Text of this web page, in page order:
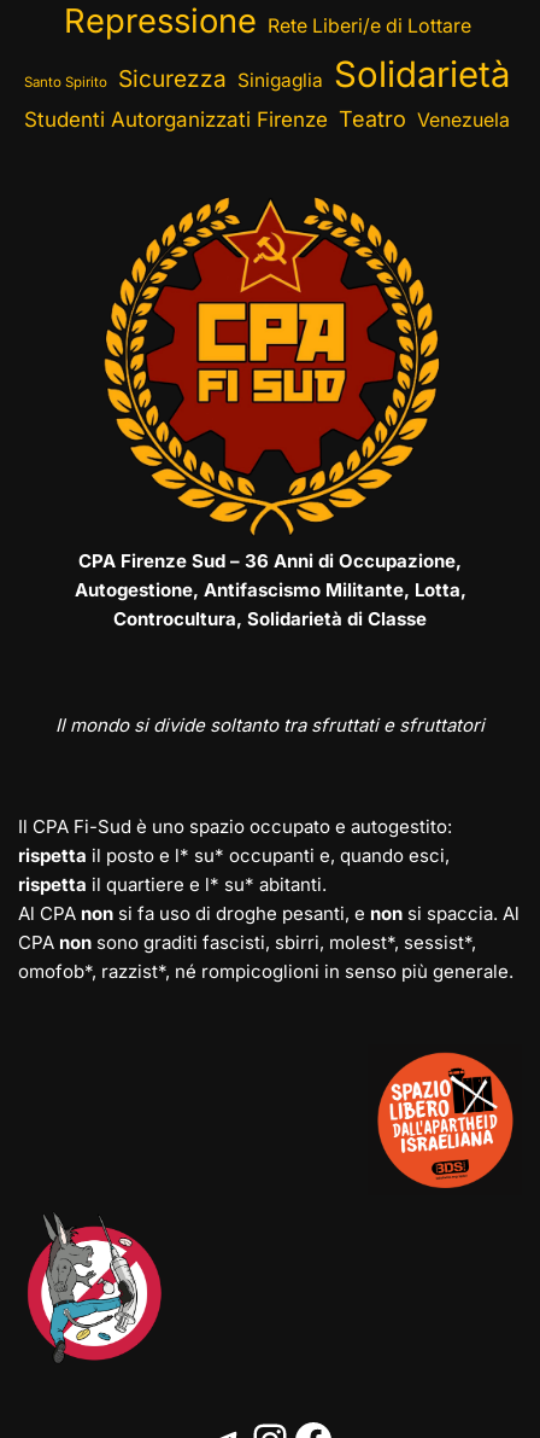
Repressione Rete Liberi/e di Lottare
Santo Spirito Sicurezza Sinigaglia Solidarietà
Studenti Autorganizzati Firenze Teatro Venezuela
CPA Firenze Sud – 36 Anni di Occupazione,
Autogestione, Antifascismo Militante, Lotta,
Controcultura, Solidarietà di Classe
Il mondo si divide soltanto tra sfruttati e sfruttatori
Il CPA Fi-Sud è uno spazio occupato e autogestito:
rispetta il posto e l* su* occupanti e, quando esci,
rispetta il quartiere e l* su* abitanti.
Al CPA non si fa uso di droghe pesanti, e non si spaccia. Al
CPA non sono graditi fascisti, sbirri, molest*, sessist*,
omofob*, razzist*, né rompicoglioni in senso più generale.